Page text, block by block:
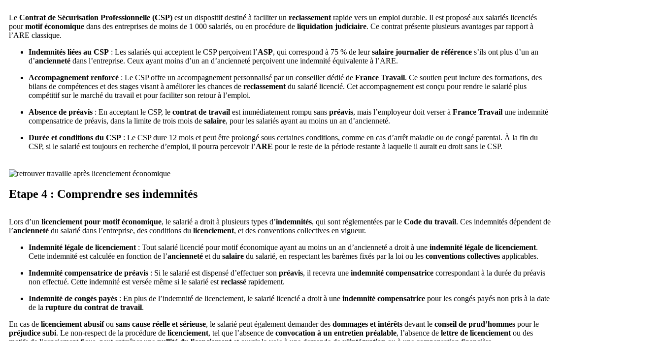
Le Contrat de Sécurisation Professionnelle (CSP) est un dispositif destiné à faciliter un reclassement rapide vers un emploi durable. Il est proposé aux salariés licenciés
pourmotif économique dans des entreprises de moins de 1 000 salariés, ou en procédure de liquidation judiciaire. Ce contrat présente plusieurs avantages par rapport à
l’ARE classique.
Indemnités liées au CSP : Les salariés qui acceptent le CSP perçoivent l’ASP, qui correspond à 75 % de leursalaire journalier de référence s’ils ont plus d’un an
d’ancienneté dans l’entreprise. Ceux ayant moins d’un an d’ancienneté perçoivent une indemnité équivalente à l’ARE.
Accompagnement renforcé : Le CSP offre un accompagnement personnalisé par un conseiller dédié de France Travail. Ce soutien peut inclure des formations, des
bilans de compétences et des stages visant à améliorer les chances de reclassement du salarié licencié. Cet accompagnement est conçu pour rendre le salarié plus
compétitif sur le marché du travail et pour faciliter son retour à l’emploi.
Absence de préavis : En acceptant le CSP, le contrat de travail est immédiatement rompu sans préavis, mais l’employeur doit verser à France Travail une indemnité
compensatrice de préavis, dans la limite de trois mois de salaire, pour les salariés ayant au moins un an d’ancienneté.
Durée et conditions du CSP : Le CSP dure 12 mois et peut être prolongé sous certaines conditions, comme en cas d’arrêt maladie ou de congé parental. À la fin du
CSP, si le salarié est toujours en recherche d’emploi, il pourra percevoir l’ARE pour le reste de la période restante à laquelle il aurait eu droit sans le CSP.
Etape 4 : Comprendre ses indemnités
Lors d’un licenciement pour motif économique, le salarié a droit à plusieurs types d’indemnités, qui sont réglementées par le Code du travail. Ces indemnités dépendent de
l’ancienneté du salarié dans l’entreprise, des conditions du licenciement, et des conventions collectives en vigueur.
Indemnité légale de licenciement : Tout salarié licencié pour motif économique ayant au moins un an d’ancienneté a droit à une indemnité légale de licenciement.
Cette indemnité est calculée en fonction de l’ancienneté et du salaire du salarié, en respectant les barèmes fixés par la loi ou les conventions collectives applicables.
Indemnité compensatrice de préavis : Si le salarié est dispensé d’effectuer son préavis, il recevra une indemnité compensatrice correspondant à la durée du préavis
non effectué. Cette indemnité est versée même si le salarié est reclassé rapidement.
Indemnité de congés payés : En plus de l’indemnité de licenciement, le salarié licencié a droit à une indemnité compensatrice pour les congés payés non pris à la date
de la rupture du contrat de travail.
En cas de licenciement abusifou sans cause réelle et sérieuse, le salarié peut également demander des dommages et intérêts devant le conseil de prud’hommes pour le
préjudice subi. Le non-respect de la procédure de licenciement, tel que l’absence de convocation à un entretien préalable, l’absence de lettre de licenciement ou des